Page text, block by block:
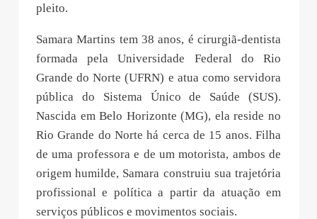
pleito.
Samara Martins tem 38 anos, é cirurgiã-dentista
formada pela Universidade Federal do Rio
Grande do Norte (UFRN) e atua como servidora
pública do Sistema Único de Saúde (SUS).
Nascida em Belo Horizonte (MG), ela reside no
Rio Grande do Norte há cerca de 15 anos. Filha
de uma professora e de um motorista, ambos de
origem humilde, Samara construiu sua trajetória
profissional e política a partir da atuação em
serviços públicos e movimentos sociais.